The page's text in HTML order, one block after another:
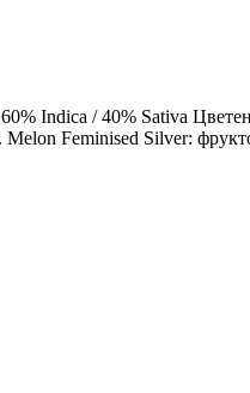
Indica / 40% Sativa
Feminised Silver: